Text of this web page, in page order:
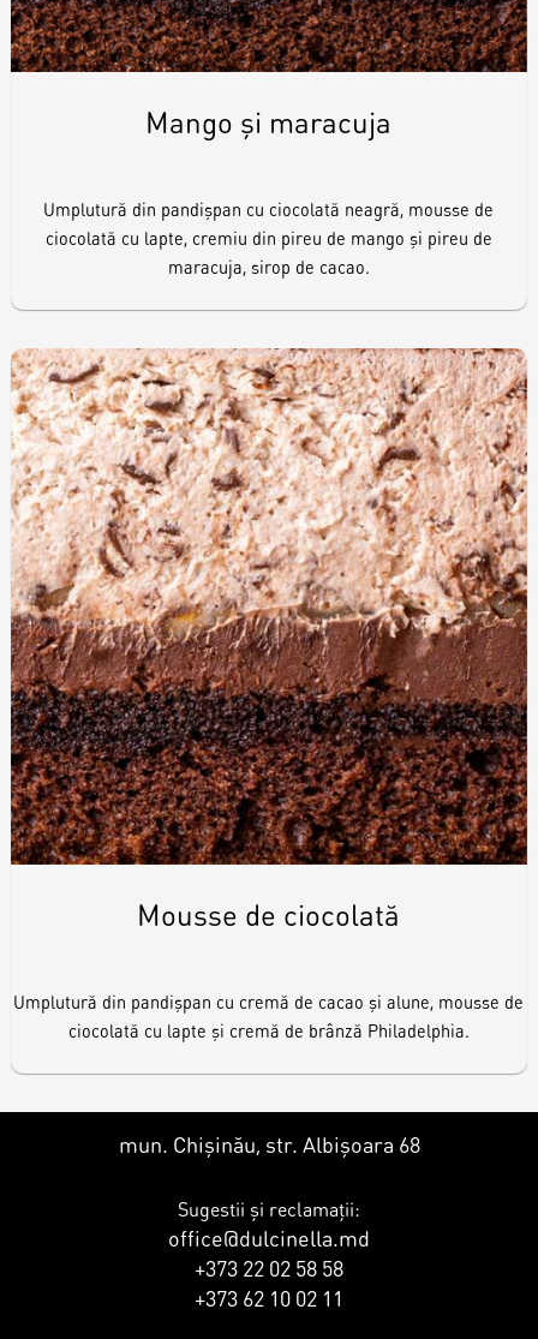
Mango și maracuja
Umplutură din pandișpan cu ciocolată neagră, mousse de
ciocolată cu lapte, cremiu din pireu de mango și pireu de
maracuja, sirop de cacao.
Mousse de ciocolată
Umplutură din pandișpan cu cremă de cacao și alune, mousse de
ciocolată cu lapte și cremă de brânză Philadelphia.
mun. Chișinău, str. Albișoara 68
Sugestii și reclamații:
office@dulcinella.md
+373 22 02 58 58
+373 62 10 02 11